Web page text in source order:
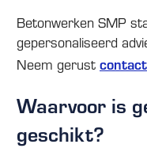
Betonwerken SMP
gepersonaliseerd
Neem gerust contact
Waarvoor is
geschikt?